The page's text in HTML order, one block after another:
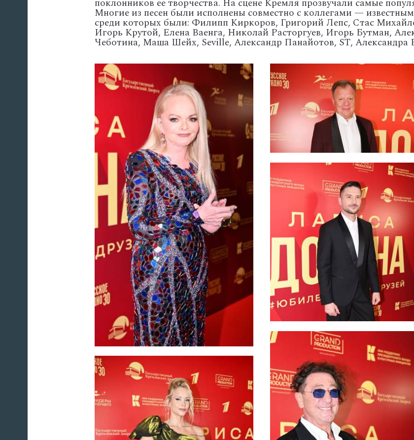
поклонников ее творчества. На сцене Кремля прозвучали самые
Многие из песен были исполнены совместно с коллегами —
среди которых были: Филипп Киркоров, Григорий Лепс, Стас
Игорь Крутой, Елена Ваенга, Николай Расторгуев, Игорь Бутман,
Чеботина, Маша Шейх, Seville, Александр Панайотов, SТ, Александра
'